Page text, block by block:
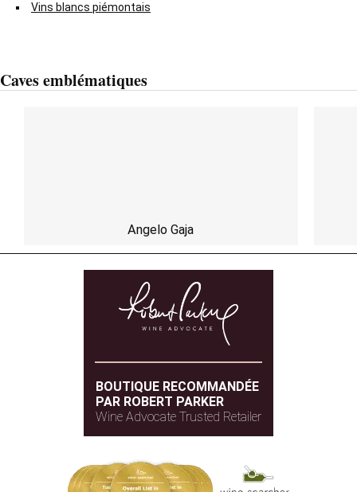
Vins blancs piémontais
Caves emblématiques
Angelo Gaja
BOUTIQUE RECOMMANDÉE
PAR ROBERT PARKER
Wine Advocate Trusted Retailer